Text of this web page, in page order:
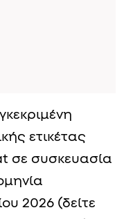
ετικέτας
σε συσκευασία
2026 (δείτε